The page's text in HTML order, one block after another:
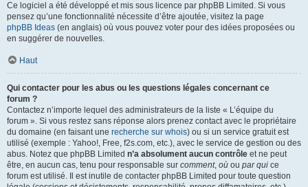
Ce logiciel a été développé et mis sous licence par phpBB Limited. Si vous
pensez qu’une fonctionnalité nécessite d’être ajoutée, visitez la page
phpBB Ideas (en anglais) où vous pouvez voter pour des idées proposées ou
en suggérer de nouvelles.
Haut
Qui contacter pour les abus ou les questions légales concernant ce
forum ?
Contactez n’importe lequel des administrateurs de la liste « L’équipe du
forum ». Si vous restez sans réponse alors prenez contact avec le propriétaire
du domaine (en faisant une recherche sur whois) ou si un service gratuit est
utilisé (exemple : Yahoo!, Free, f2s.com, etc.), avec le service de gestion ou des
abus. Notez que phpBB Limited n’a absolument aucun contrôle et ne peut
être, en aucun cas, tenu pour responsable sur comment, où ou par qui ce
forum est utilisé. Il est inutile de contacter phpBB Limited pour toute question